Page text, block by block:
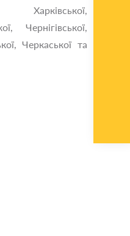
Харківської,
Чернігівської,
Черкаської та